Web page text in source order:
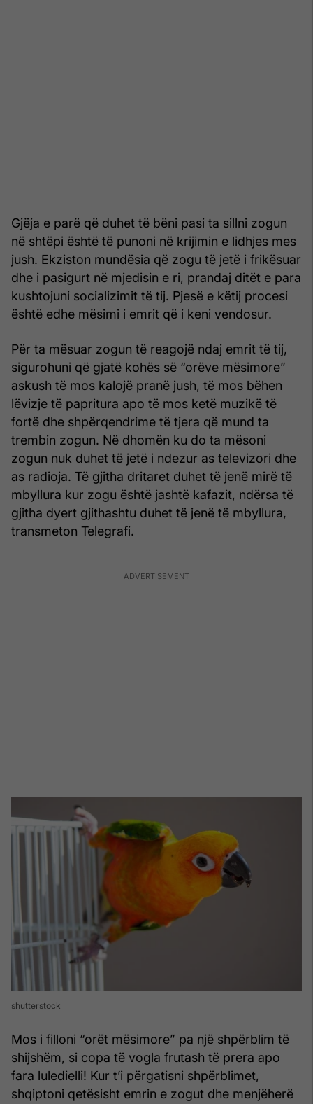
Gjëja e parë që duhet të bëni pasi ta sillni zogun
në shtëpi është të punoni në krijimin e lidhjes mes
jush. Ekziston mundësia që zogu të jetë i frikësuar
dhe i pasigurt në mjedisin e ri, prandaj ditët e para
kushtojuni socializimit të tij. Pjesë e këtij procesi
është edhe mësimi i emrit që i keni vendosur.
Për ta mësuar zogun të reagojë ndaj emrit të tij,
sigurohuni që gjatë kohës së “orëve mësimore”
askush të mos kalojë pranë jush, të mos bëhen
lëvizje të papritura apo të mos ketë muzikë të
fortë dhe shpërqendrime të tjera që mund ta
trembin zogun. Në dhomën ku do ta mësoni
zogun nuk duhet të jetë i ndezur as televizori dhe
as radioja. Të gjitha dritaret duhet të jenë mirë të
mbyllura kur zogu është jashtë kafazit, ndërsa të
gjitha dyert gjithashtu duhet të jenë të mbyllura,
transmeton Telegrafi.
shutterstock
Mos i filloni “orët mësimore” pa një shpërblim të
shijshëm, si copa të vogla frutash të prera apo
fara luledielli! Kur t’i përgatisni shpërblimet,
shqiptoni qetësisht emrin e zogut dhe menjëherë